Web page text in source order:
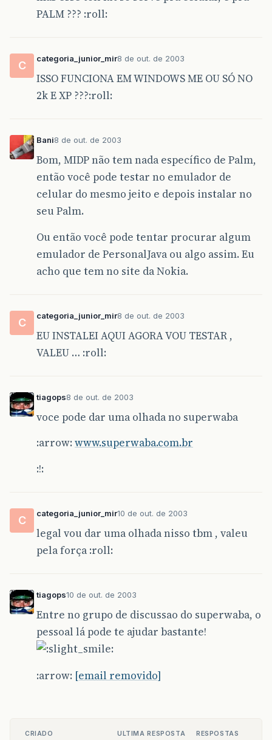
PALM ??? :roll:
C
categoria_junior_mir8 de out. de 2003
ISSO FUNCIONA EM WINDOWS ME OU SÓ NO
2k E XP ???:roll:
Bani8 de out. de 2003
Bom, MIDP não tem nada específico de Palm,
então você pode testar no emulador de
celular do mesmo jeito e depois instalar no
seu Palm.
Ou então você pode tentar procurar algum
emulador de PersonalJava ou algo assim. Eu
acho que tem no site da Nokia.
C
categoria_junior_mir8 de out. de 2003
EU INSTALEI AQUI AGORA VOU TESTAR ,
VALEU … :roll:
tiagops8 de out. de 2003
voce pode dar uma olhada no superwaba
:arrow: www.superwaba.com.br
:!:
C
categoria_junior_mir10 de out. de 2003
legal vou dar uma olhada nisso tbm , valeu
pela força :roll:
tiagops10 de out. de 2003
Entre no grupo de discussao do superwaba, o
pessoal lá pode te ajudar bastante!
:arrow: [email removido]
CRIADO ULTIMA RESPOSTA RESPOSTAS